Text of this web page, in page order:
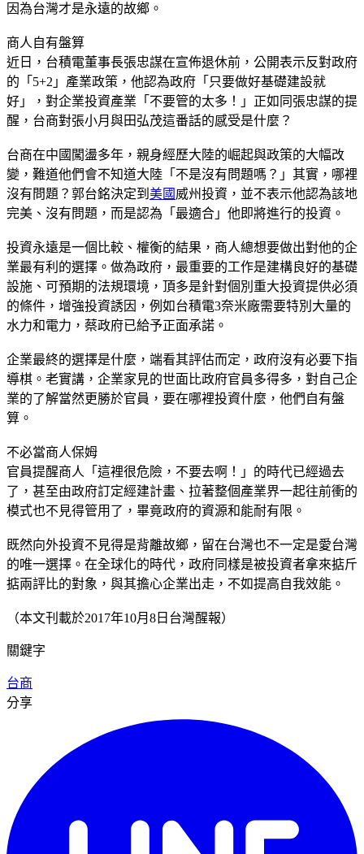
因為台灣才是永遠的故鄉。
商人自有盤算
近日，台積電董事長張忠謀在宣佈退休前，公開表示反對政府
的「5+2」產業政策，他認為政府「只要做好基礎建設就
好」，對企業投資產業「不要管的太多！」正如同張忠謀的提
醒，台商對張小月與田弘茂這番話的感受是什麼？
台商在中國闖盪多年，親身經歷大陸的崛起與政策的大幅改
變，難道他們會不知道大陸「不是沒有問題嗎？」其實，哪裡
沒有問題？郭台銘決定到 美國 威州投資，並不表示他認為該地
完美、沒有問題，而是認為「最適合」他即將進行的投資。
投資永遠是一個比較、權衡的結果，商人總想要做出對他的企
業最有利的選擇。做為政府，最重要的工作是建構良好的基礎
設施、可預期的法規環境，頂多是針對個別重大投資提供必須
的條件，增強投資誘因，例如台積電3奈米廠需要特別大量的
水力和電力，蔡政府已給予正面承諾。
企業最終的選擇是什麼，端看其評估而定，政府沒有必要下指
導棋。老實講，企業家見的世面比政府官員多得多，對自己企
業的了解當然更勝於官員，要在哪裡投資什麼，他們自有盤
算。
不必當商人保姆
官員提醒商人「這裡很危險，不要去啊！」的時代已經過去
了，甚至由政府訂定經建計畫、拉著整個產業界一起往前衝的
模式也不見得管用了，畢竟政府的資源和能耐有限。
既然向外投資不見得是背離故鄉，留在台灣也不一定是愛台灣
的唯一選擇。在全球化的時代，政府同樣是被投資者拿來掂斤
掂兩評比的對象，與其擔心企業出走，不如提高自我效能。
（本文刊載於2017年10月8日台灣醒報）
關鍵字
台商
分享